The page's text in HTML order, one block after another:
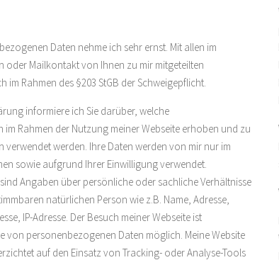
Daten nehme ich sehr ernst. Mit allen im
oder Mailkontakt von Ihnen zu mir mitgeteilten
Rahmen des §203 StGB der Schweigepflicht.
informiere ich Sie darüber, welche
Rahmen der Nutzung meiner Webseite erhoben und zu
verwendet werden. Ihre Daten werden von mir nur im
sowie aufgrund Ihrer Einwilligung verwendet.
Angaben über persönliche oder sachliche Verhältnisse
natürlichen Person wie z.B. Name, Adresse,
IP-Adresse. Der Besuch meiner Webseite ist
von personenbezogenen Daten möglich. Meine Website
auf den Einsatz von Tracking- oder Analyse-Tools